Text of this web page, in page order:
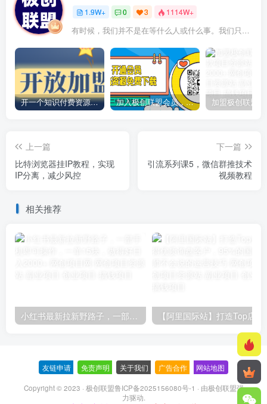
1.9W+ 0 3 1114W+
有时候，我们并不是在等什么人或什么事。我们只是在静待岁月改变自己
开一个知识付费资源网站，小白也能日入1000+ 加入极创联盟会员，全站资源免费学习。
上一篇
比特浏览器挂IP教程，实现
IP分离，减少风控
下一篇
引流系列课5，微信群推技术
视频教程
相关推荐
小红书最新拉新野路子，一部手机即可操作，一单15块，做得好日入2000+
友链申请 免责声明 关于我们 广告合作 网站地图
Copyright © 2023 · 极创联盟鲁ICP备2025156080号-1 · 由极创联盟强
力驱动.